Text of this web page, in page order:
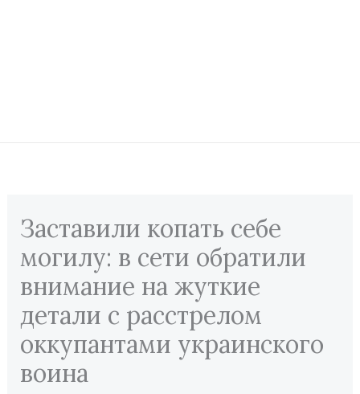
Заставили копать себе
могилу: в сети обратили
внимание на жуткие
детали с расстрелом
оккупантами украинского
воина